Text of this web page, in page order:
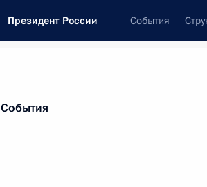
Президент России События
События